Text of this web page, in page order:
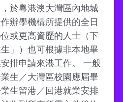
於粵港澳大灣區內地城
辦學機構所提供的全日
或更高資歷的人士（下
」）也可根據非本地畢
排申請來港工作。 一般
生／大灣區校園應屆畢
生留港／回港就業安排